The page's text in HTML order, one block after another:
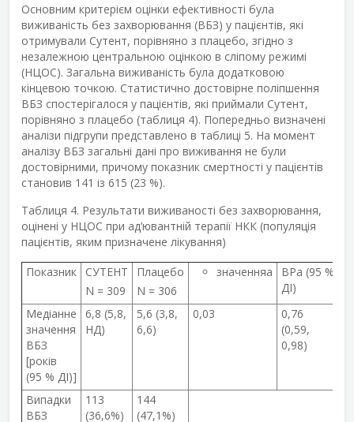
Основним критерієм оцінки ефективності була
виживаність без захворювання (ВБЗ) у пацієнтів, які
отримували Сутент, порівняно з плацебо, згідно з
незалежною центральною оцінкою в сліпому режимі
(НЦОС). Загальна виживаність була додатковою
кінцевою точкою. Статистично достовірне поліпшення
ВБЗ спостерігалося у пацієнтів, які приймали Сутент,
порівняно з плацебо (таблиця 4). Попередньо визначені
аналізи підгрупи представлено в таблиці 5. На момент
аналізу ВБЗ загальні дані про виживання не були
достовірними, причому показник смертності у пацієнтів
становив 141 із 615 (23 %).
Таблиця 4. Результати виживаності без захворювання,
оцінені у НЦОС при ад’ювантній терапії НКК (популяція
пацієнтів, яким призначене лікування)
Показник
СУТЕНТ
N = 309
Плацебо
N = 306
значенняa ВРa (95 %
ДІ)
Медіанне
значення
ВБЗ
[років
(95 % ДІ)]
6,8 (5,8,
НД)
5,6 (3,8,
6,6)
0,03
0,76
(0,59,
0,98)
Випадки
ВБЗ
113
(36,6%)
144
(47,1%)